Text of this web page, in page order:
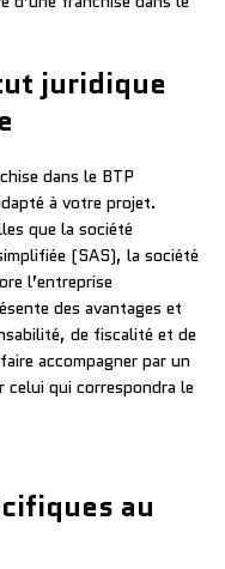
juridique
dans le BTP
à votre projet.
que la société
(SAS), la société
l’entreprise
des avantages et
de fiscalité et de
accompagner par un
qui correspondra le
au